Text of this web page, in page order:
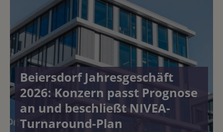
Beiersdorf Jahresgeschäft
2026: Konzern passt Prognose
an und beschließt NIVEA-
Turnaround-Plan